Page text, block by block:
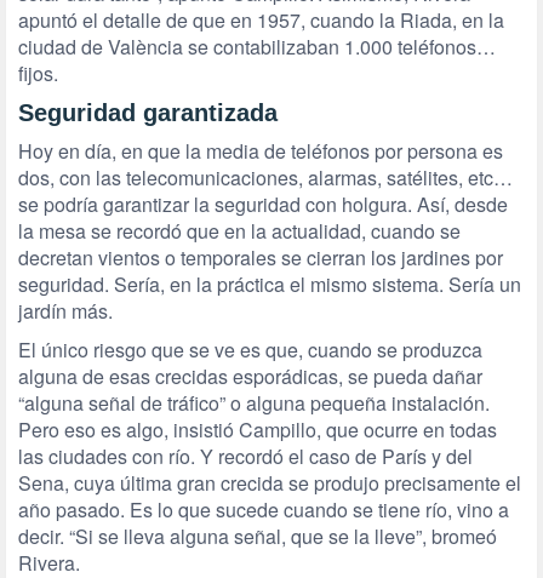
apuntó el detalle de que en 1957, cuando la Riada, en la
ciudad de València se contabilizaban 1.000 teléfonos…
fijos.
Seguridad garantizada
Hoy en día, en que la media de teléfonos por persona es
dos, con las telecomunicaciones, alarmas, satélites, etc…
se podría garantizar la seguridad con holgura. Así, desde
la mesa se recordó que en la actualidad, cuando se
decretan vientos o temporales se cierran los jardines por
seguridad. Sería, en la práctica el mismo sistema. Sería un
jardín más.
El único riesgo que se ve es que, cuando se produzca
alguna de esas crecidas esporádicas, se pueda dañar
“alguna señal de tráfico” o alguna pequeña instalación.
Pero eso es algo, insistió Campillo, que ocurre en todas
las ciudades con río. Y recordó el caso de París y del
Sena, cuya última gran crecida se produjo precisamente el
año pasado. Es lo que sucede cuando se tiene río, vino a
decir. “Si se lleva alguna señal, que se la lleve”, bromeó
Rivera.